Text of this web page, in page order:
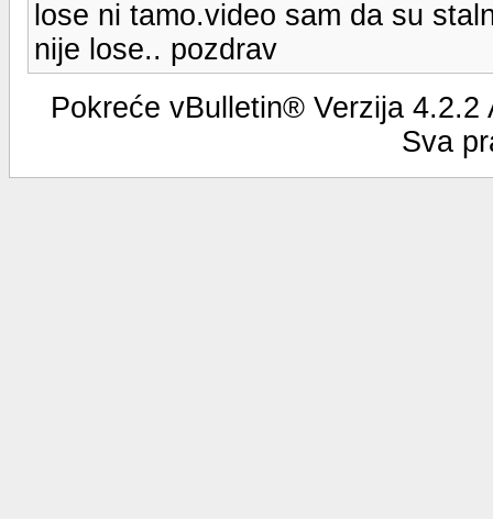
lose ni tamo.video sam da su
nije lose.. pozdrav
Pokreće vBulletin® Verzija
Sva